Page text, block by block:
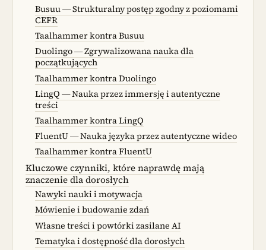
Busuu — Strukturalny postęp zgodny z poziomami
CEFR
Taalhammer kontra Busuu
Duolingo — Zgrywalizowana nauka dla
początkujących
Taalhammer kontra Duolingo
LingQ — Nauka przez immersję i autentyczne
treści
Taalhammer kontra LingQ
FluentU — Nauka języka przez autentyczne wideo
Taalhammer kontra FluentU
Kluczowe czynniki, które naprawdę mają
znaczenie dla dorosłych
Nawyki nauki i motywacja
Mówienie i budowanie zdań
Własne treści i powtórki zasilane AI
Tematyka i dostępność dla dorosłych